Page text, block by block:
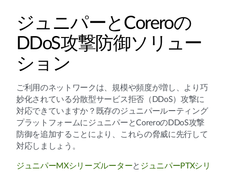
ジュニパーとCoreroの
DDoS攻撃防御ソリュー
ション
ご利用のネットワークは、規模や頻度が増し、より巧
妙化されている分散型サービス拒否（DDoS）攻撃に
対応できていますか？既存のジュニパールーティング
プラットフォームにジュニパーとCoreroのDDoS攻撃
防御を追加することにより、これらの脅威に先行して
対応しましょう。
ジュニパーMXシリーズルーターと ジュニパーPTXシリ